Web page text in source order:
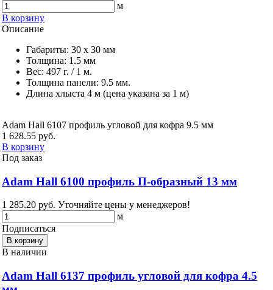
м
В корзину
Описание
Габариты: 30 x 30 мм
Толщина: 1.5 мм
Вес: 497 г. / 1 м.
Толщина панели: 9.5 мм.
Длина хлыста 4 м (цена указана за 1 м)
Adam Hall 6107 профиль угловой для кофра 9.5 мм
1 628.55 руб.
В корзину
Под заказ
Adam Hall 6100 профиль П-образный 13 мм
1 285.20 руб. Уточняйте цены у менеджеров!
м
Подписаться
В корзину
В наличии
Adam Hall 6137 профиль угловой для кофра 4.5